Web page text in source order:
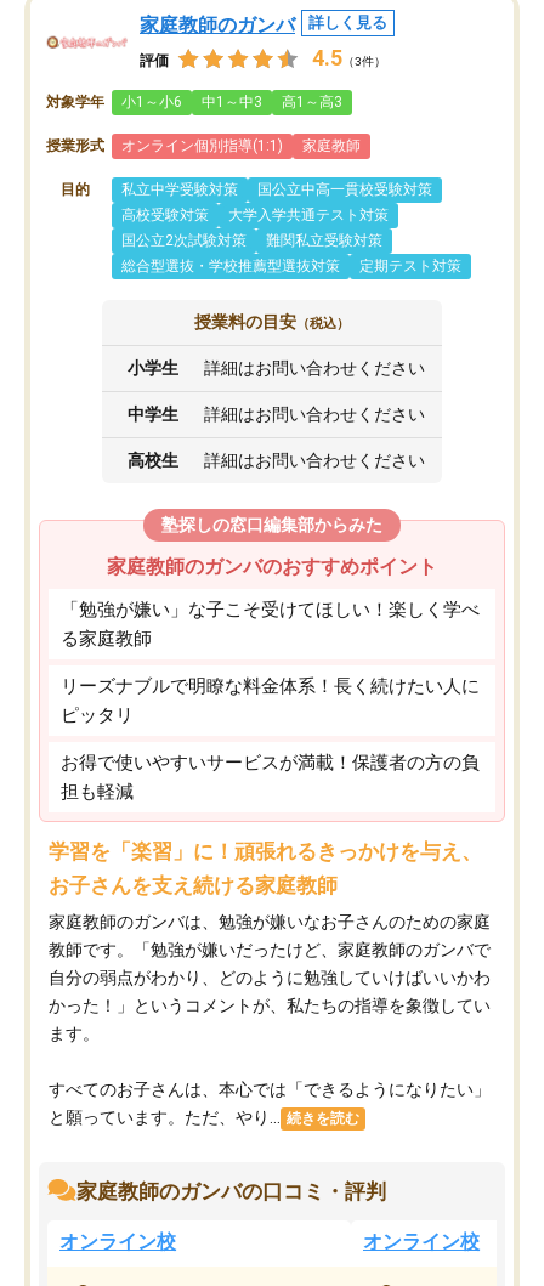
家庭教師のガンバ 詳しく見る
評価 4.5 （3件）
対象学年 小1～小6 中1～中3 高1～高3
授業形式 オンライン個別指導(1:1) 家庭教師
目的 私立中学受験対策
国公立中高一貫校受験対策
高校受験対策
大学入学共通テスト対策
国公立2次試験対策
難関私立受験対策
総合型選抜・学校推薦型選抜対策
定期テスト対策
授業料の目安 （税込）
小学生 詳細はお問い合わせください
中学生 詳細はお問い合わせください
高校生 詳細はお問い合わせください
塾探しの窓口編集部からみた
家庭教師のガンバのおすすめポイント
「勉強が嫌い」な子こそ受けてほしい！楽しく学べ
る家庭教師
リーズナブルで明瞭な料金体系！長く続けたい人に
ピッタリ
お得で使いやすいサービスが満載！保護者の方の負
担も軽減
学習を「楽習」に！頑張れるきっかけを与え、
お子さんを支え続ける家庭教師
家庭教師のガンバは、勉強が嫌いなお子さんのための家庭
教師です。「勉強が嫌いだったけど、家庭教師のガンバで
自分の弱点がわかり、どのように勉強していけばいいかわ
かった！」というコメントが、私たちの指導を象徴してい
ます。
すべてのお子さんは、本心では「できるようになりたい」
と願っています。ただ、やり...
続きを読む
家庭教師のガンバの口コミ・評判
オンライン校 オンライン校